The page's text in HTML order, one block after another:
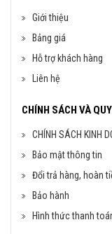
Giới thiệu
Bảng giá
Hỗ trợ khách hàng
Liên hệ
CHÍNH SÁCH VÀ
CHÍNH SÁCH KINH
Bảo mật thông tin
Đổi trả hàng, hoàn
Bảo hành
Hình thức thanh